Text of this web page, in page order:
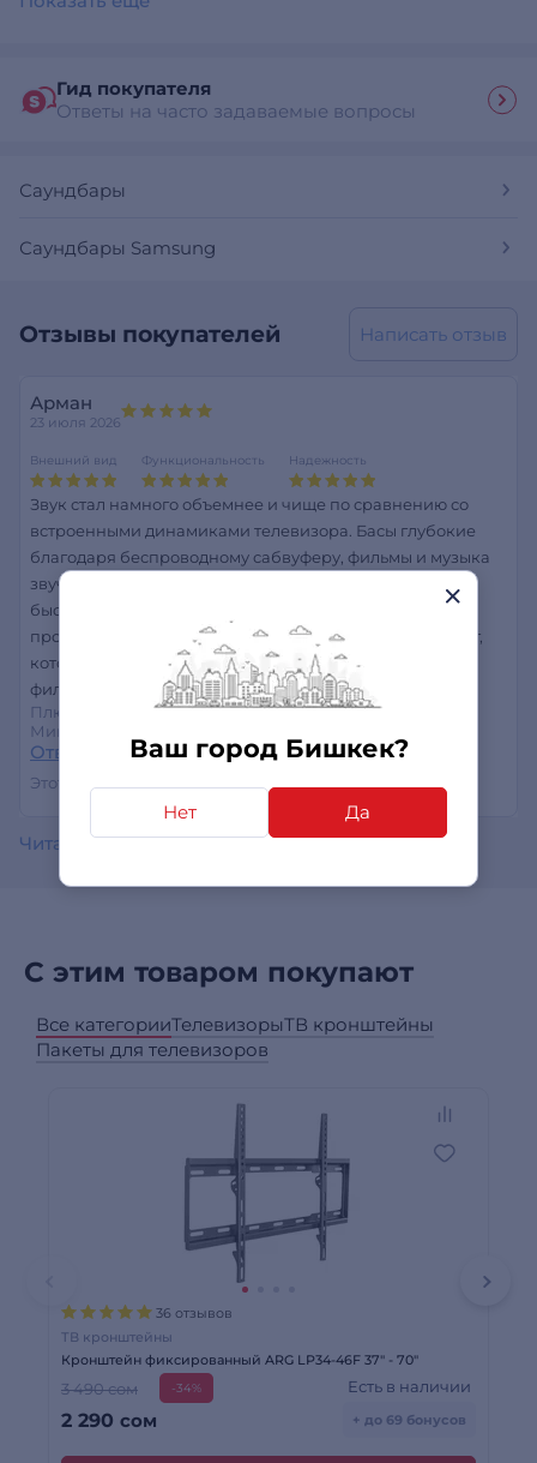
Ваш город Бишкек?
Нет Да
Гид покупателя
Ответы на часто задаваемые вопросы
Саундбары
Саундбары Samsung
Отзывы покупателей Написать отзыв
Арман
23 июля 2026
Внешний вид Функциональность Надежность
Звук стал намного объемнее и чище по сравнению со
встроенными динамиками телевизора. Басы глубокие
благодаря беспроводному сабвуферу, фильмы и музыка
звучат намного интереснее. Подключение прошло
быстро, Bluetooth работает стабильно, управление
простое и удобное. За свою цену это отличный вариант,
который заметно улучшает впечатления от просмотра
фильмов и прослушивания музыки. Рекомендую!
Плюсы:
звук и цена
Минусы:
Ответить
Этот отзыв был полезен?
Читать все отзывы
С этим товаром покупают
Все категорииТелевизорыТВ кронштейны
Пакеты для телевизоров
36 отзывов
ТВ кронштейны
Кронштейн фиксированный ARG LP34-46F 37″ - 70″
3 490 сом -34%
2 290 сом
Есть в наличии
+ до 69 бонусов